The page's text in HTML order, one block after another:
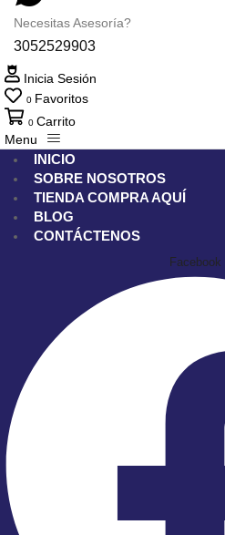
Necesitas Asesoría?
3052529903
Inicia Sesión
0 Favoritos
0 Carrito
Menu
INICIO
SOBRE NOSOTROS
TIENDA COMPRA AQUÍ
BLOG
CONTÁCTENOS
Facebook